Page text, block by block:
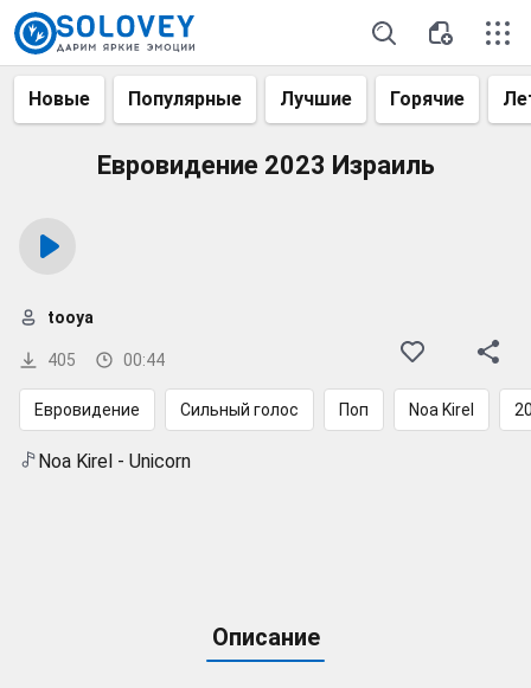
Новые Популярные Лучшие Горячие
Евровидение 2023 Израиль
405 00:44
tooya
Евровидение Сильный голос Поп Noa Kirel
Noa Kirel - Unicorn
Описание